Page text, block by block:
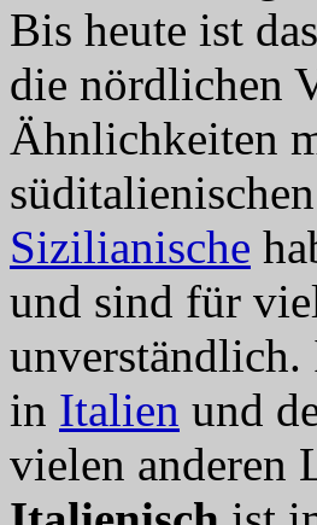
Bis heute ist das
die nördlichen
Ähnlichkeiten
Sizilianische
und sind für
unverständlich.
in Italien und
vielen anderen